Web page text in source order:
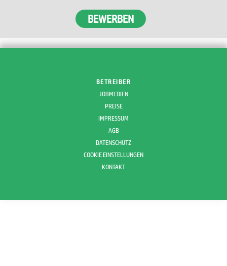
BETREIBER
JOBMEDIEN
PREISE
IMPRESSUM
AGB
DATENSCHUTZ
COOKIE EINSTELLUNGEN
KONTAKT